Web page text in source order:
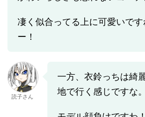
凄く似合ってる上に可愛いです
ー！
読子さん
一方、衣鈴っちは綺
地で行く感じですな。